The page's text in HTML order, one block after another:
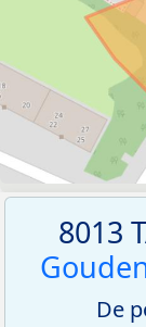
8013
De